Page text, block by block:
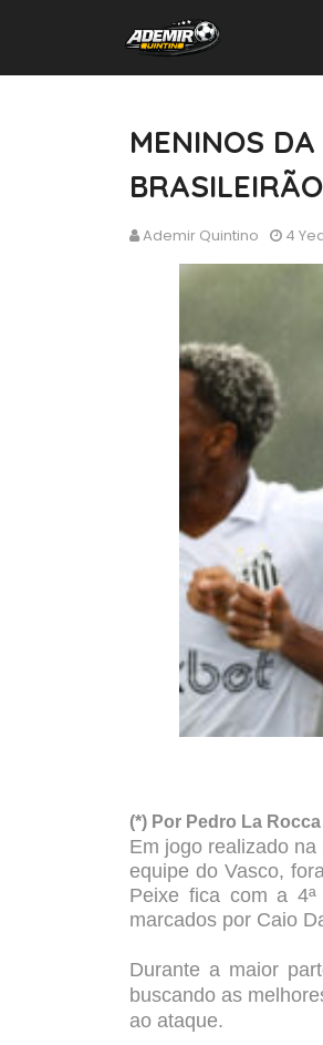
MENINOS
Ademir Quintino 4
(*) Por Pedro La Rocca
Em jogo realizado
equipe do Vasco,
Peixe fica com a
marcados por Caio
Durante a maior
buscando as
ao ataque.